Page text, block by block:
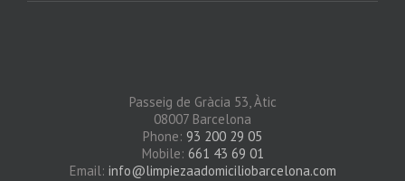
Passeig de Gràcia 53, Àtic
08007 Barcelona
Phone: 93 200 29 05
Mobile: 661 43 69 01
Email: info@limpiezaadomiciliobarcelona.com